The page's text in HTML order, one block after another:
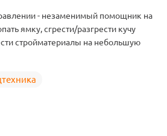
Экскаваторы
1/16
- незаменимый помощник на
ямку, сгрести/разгрести кучу
стройматериалы на небольшую